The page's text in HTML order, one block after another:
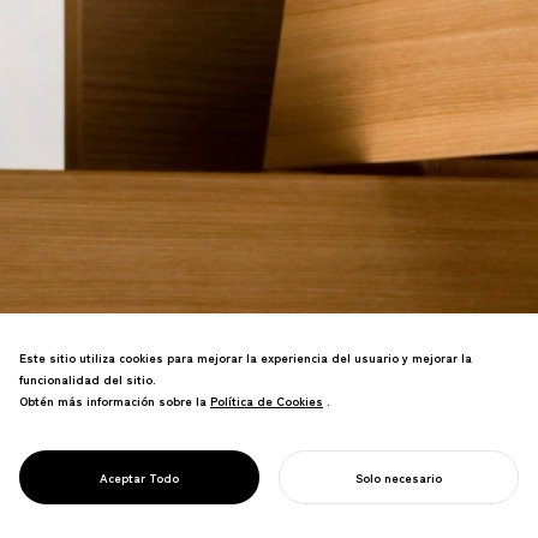
PROJECT
CARTESIA
mundo" por la revista global de diseño
Este sitio utiliza cookies para mejorar la experiencia del usuario y mejorar la
funcionalidad del sitio.
Obtén más información sobre la Política de Cookies
Política de Cookies .
Aceptar Todo Solo necesario